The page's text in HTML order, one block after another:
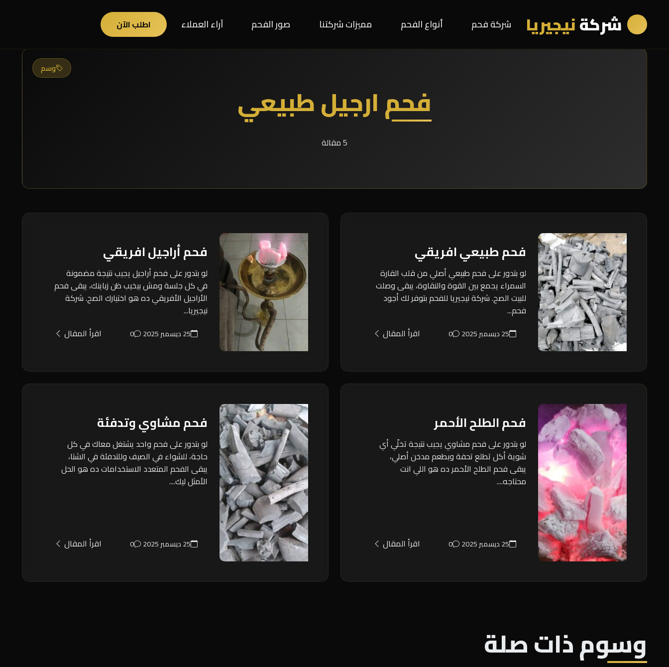
شركةنيجيريا شركة فحم أنواع الفحم مميزات شركتنا صور الفحم آراء العملاء اطلب الآن
وسم
فحم ارجيل طبيعي
5 مقالة
فحم طبيعي افريقي
لو بتدور على فحم طبيعي أصلي من قلب القارة
السمراء يجمع بين القوة والنقاوة، يبقى وصلت
للبيت الصح. شركة نيجيريا للفحم بتوفر لك أجود
فحم...
25 ديسمبر 2025 0 اقرأ المقال
فحم أراجيل افريقي
لو بتدور على فحم أراجيل يجيب نتيجة مضمونة
في كل جلسة ومش بيخيب ظن زباينك، يبقى فحم
الأراجيل الأفريقي ده هو اختيارك الصح. شركة
نيجيريا...
25 ديسمبر 2025 0 اقرأ المقال
فحم الطلح الأحمر
لو بتدور على فحم مشاوي يجيب نتيجة تخلّي أي
شوية أكل تطلع تحفة وبطعم مدخن أصلي،
يبقى فحم الطلح الأحمر ده هو اللي انت
محتاجه....
25 ديسمبر 2025 0 اقرأ المقال
فحم مشاوي وتدفئة
لو بتدور على فحم واحد يشتغل معاك في كل
حاجة، للشواء في الصيف وللتدفئة في الشتا،
يبقى الفحم المتعدد الاستخدامات ده هو الحل
الأمثل ليك....
25 ديسمبر 2025 0 اقرأ المقال
وسوم ذات صلة